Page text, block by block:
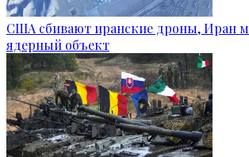
США сбивают иранские дроны, Иран
ядерный объект